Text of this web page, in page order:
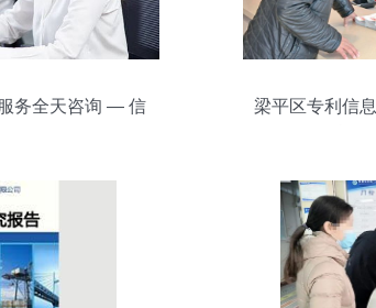
务全天咨询 — 信
梁平区专利信